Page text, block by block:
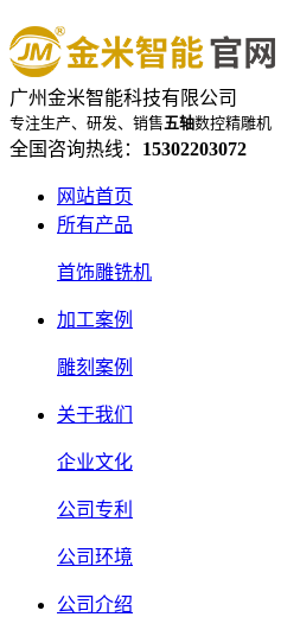
广州金米智能科技有限公司
专注生产、研发、销售五轴数控精雕机
全国咨询热线： 15302203072
网站首页
所有产品
首饰雕铣机
加工案例
雕刻案例
关于我们
企业文化
公司专利
公司环境
公司介绍